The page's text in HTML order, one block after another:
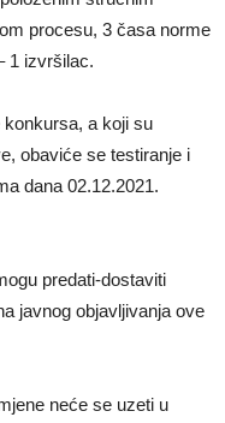
procesu, 3 časa norme
1 izvršilac.
a koji su
obaviće se testiranje i
dana 02.12.2021.
predati-dostaviti
javnog objavljivanja ove
neće se uzeti u